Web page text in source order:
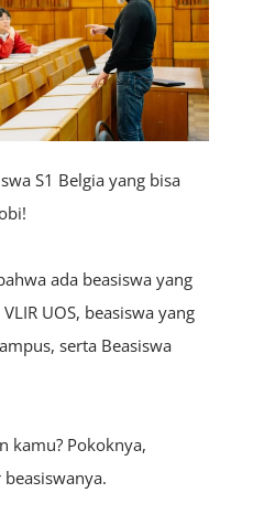
S1 Belgia yang bisa
ada beasiswa yang
UOS, beasiswa yang
serta Beasiswa
kamu? Pokoknya,